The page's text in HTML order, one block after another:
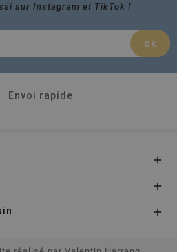
sur Instagram et TikTok !


